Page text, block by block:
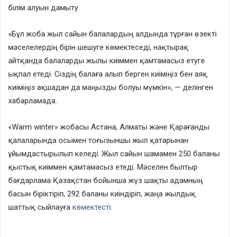
білім алуын дамыту.
«Бұл жоба жыл сайын балалардың алдында тұрған өзекті
мәселелердің бірін шешуге көмектеседі, нақтырақ
айтқанда балаларды жылы киіммен қамтамасыз етуге
ықпал етеді. Сіздің балаға алып берген киіміңіз бен аяқ
киіміңіз ақшадан да маңызды болуы мүмкін», — делінген
хабарламада.
«Warm winter» жобасы Астана, Алматы және Қарағанды
қалаларында осымен тоғызыншы жыл қатарынан
ұйымдастырылып келеді. Жыл сайын шамамен 250 баланы
қыстық киіммен қамтамасыз етеді. Мәселен былтыр
бағдарлама Қазақстан бойынша жүз шақты адамның
басын біріктіріп, 292 баланы киіндіріп, жаңа жылдық
шаттық сыйлауға көмектесті.